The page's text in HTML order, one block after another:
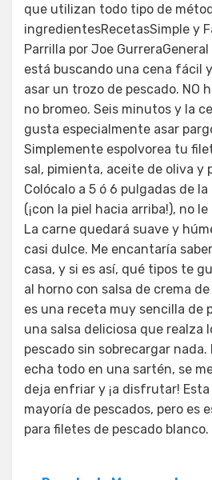
que utilizan todo tipo de
ingredientesRecetasSimple y
Parrilla por Joe GurreraGeneral
está buscando una cena fácil
asar un trozo de pescado. NO
no bromeo. Seis minutos y la
gusta especialmente asar
Simplemente espolvorea tu
sal, pimienta, aceite de oliva y
Colócalo a 5 ó 6 pulgadas de
(¡con la piel hacia arriba!), no
La carne quedará suave y
casi dulce. Me encantaría
casa, y si es así, qué tipos te
al horno con salsa de crema
es una receta muy sencilla de
una salsa deliciosa que realza
pescado sin sobrecargar
echa todo en una sartén, se
deja enfriar y ¡a disfrutar!
mayoría de pescados, pero es
para filetes de pescado blanco.